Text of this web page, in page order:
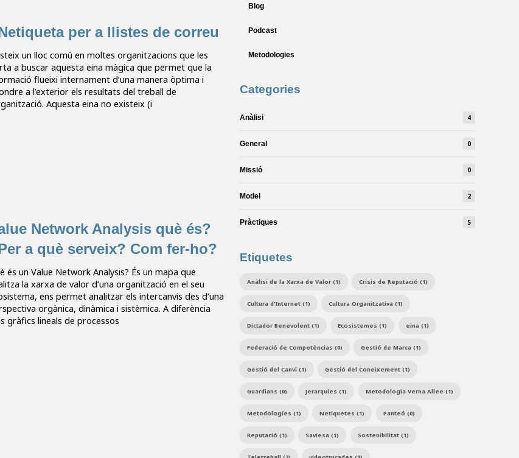
per a llistes de correu
un lloc comú en moltes organitzacions que les
a buscar aquesta eina màgica que permet que la
flueixi internament d’una manera òptima i
a l’exterior els resultats del treball de
Aquesta eina no existeix (i
Network Analysis què és?
a què serveix? Com fer-ho?
és un Value Network Analysis? És un mapa que
la xarxa de valor d’una organització en el seu
ens permet analitzar els intercanvis des d’una
orgànica, dinàmica i sistèmica. A diferència
gràfics lineals de processos
Blog
Podcast
Metodologies
Categories
Anàlisi 4
General 0
Missió 0
Model 2
Pràctiques 5
Etiquetes
Anàlisi de la Xarxa de Valor (1) Crisis de Reputació (1)
Cultura d'Internet (1) Cultura Organitzativa (1)
Dictador Benevolent (1) Ecosistemes (1) eina (1)
Federació de Competèncias (0) Gestió de Marca (1)
Gestió del Canvi (1) Gestió del Coneixement (1)
Guardians (0) Jerarquíes (1) Metodologia Verna Allee (1)
Metodologíes (1) Netiquetes (1) Panteó (0)
Reputació (1) Saviesa (1) Sostenibilitat (1)